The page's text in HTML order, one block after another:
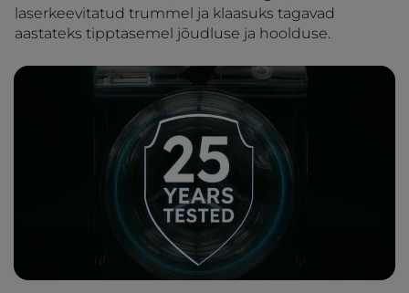
laserkeevitatud trummel ja klaasuks tagavad
aastateks tipptasemel jõudluse ja hoolduse.